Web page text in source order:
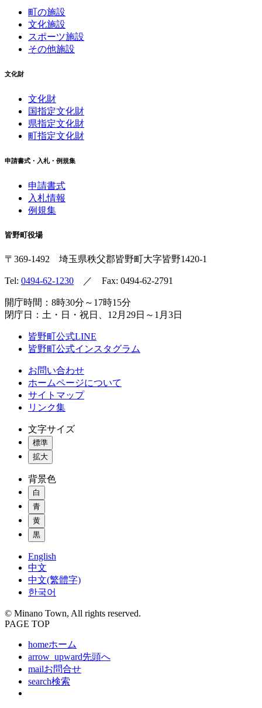
町の施設
文化施設
スポーツ施設
その他施設
文化財
文化財
国指定文化財
県指定文化財
町指定文化財
申請書式・入札・例規集
申請書式
入札情報
例規集
皆野町役場
〒369-1492 埼玉県秩父郡皆野町 大字皆野1420-1
Tel: 0494-62-1230 ／ Fax: 0494-62-2791
開庁時間：8時30分～17時15分
閉庁日：土・日・祝日、12月29日～1月3日
皆野町公式LINE
皆野町公式インスタグラム
お問い合わせ
ホームページについて
サイトマップ
リンク集
文字サイズ
標準
拡大
背景色
白
青
黄
黒
English
中文
中文(繁體字)
한국어
© Minano Town, All rights reserved.
PAGE TOP
homeホーム
arrow_upward先頭へ
mailお問合せ
search検索